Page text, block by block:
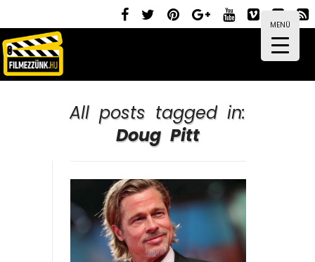
MENÜ
All posts tagged in:
Doug Pitt